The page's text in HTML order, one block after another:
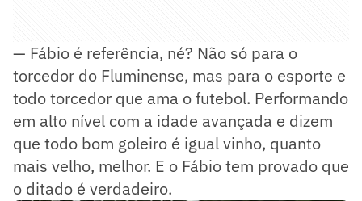
— Fábio é referência, né? Não só para o
torcedor do Fluminense, mas para o esporte e
todo torcedor que ama o futebol. Performando
em alto nível com a idade avançada e dizem
que todo bom goleiro é igual vinho, quanto
mais velho, melhor. E o Fábio tem provado que
o ditado é verdadeiro.